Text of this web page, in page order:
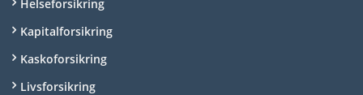
Helseforsikring
Kapitalforsikring
Kaskoforsikring
Livsforsikring